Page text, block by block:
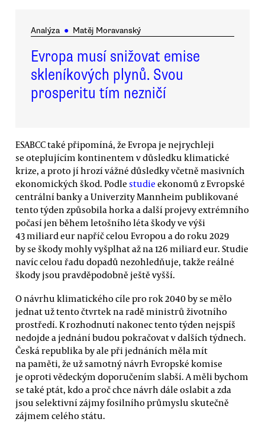
Analýza ● Matěj Moravanský
Evropa musí snižovat emise
skleníkových plynů. Svou
prosperitu tím nezničí
ESABCC také připomíná, že Evropa je nejrychleji
se oteplujícím kontinentem v důsledku klimatické
krize, a proto jí hrozí vážné důsledky včetně masivních
ekonomických škod. Podle studie ekonomů z Evropské
centrální banky a Univerzity Mannheim publikované
tento týden způsobila horka a další projevy extrémního
počasí jen během letošního léta škody ve výši
43 miliard eur napříč celou Evropou a do roku 2029
by se škody mohly vyšplhat až na 126 miliard eur. Studie
navíc celou řadu dopadů nezohledňuje, takže reálné
škody jsou pravděpodobně ještě vyšší.
O návrhu klimatického cíle pro rok 2040 by se mělo
jednat už tento čtvrtek na radě ministrů životního
prostředí. K rozhodnutí nakonec tento týden nejspíš
nedojde a jednání budou pokračovat v dalších týdnech.
Česká republika by ale při jednáních měla mít
na paměti, že už samotný návrh Evropské komise
je oproti vědeckým doporučením slabší. A měli bychom
se také ptát, kdo a proč chce návrh dále oslabit a zda
jsou selektivní zájmy fosilního průmyslu skutečně
zájmem celého státu.